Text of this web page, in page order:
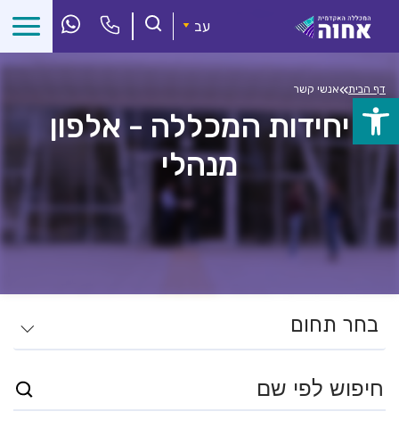
פתח
סרגל
נגישות
התוכן
עב
דף הבית»אנשי קשר
יחידות המכללה - אלפון
מנהלי
בחר תחום